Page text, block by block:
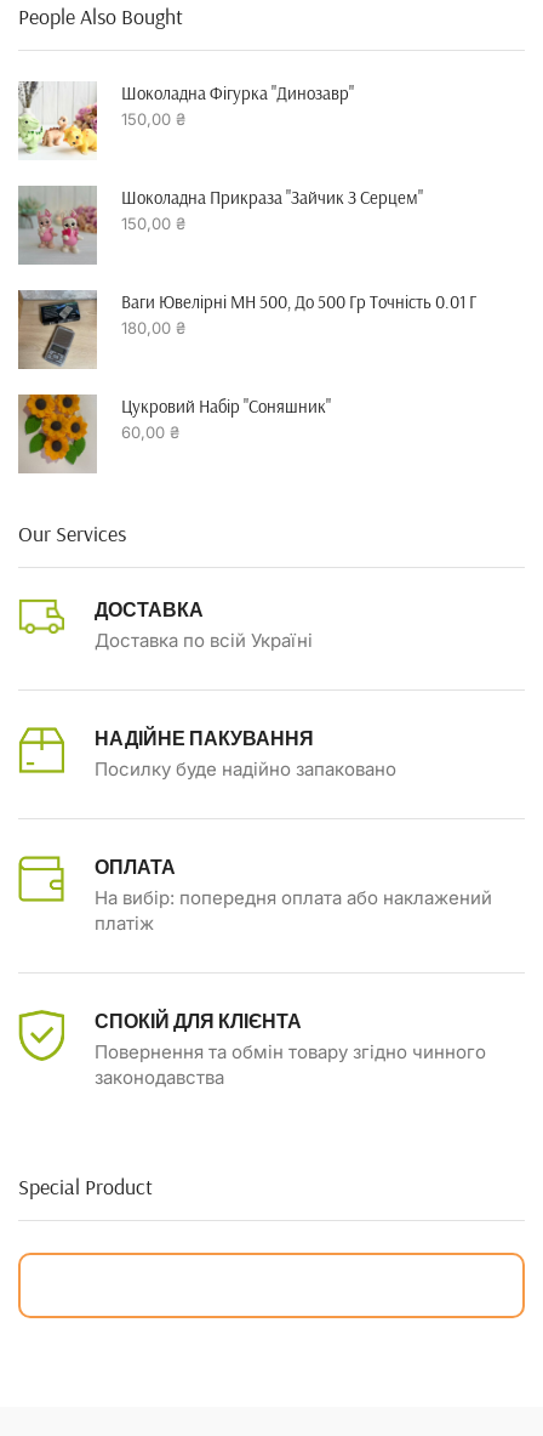
People Also Bought
Шоколадна Фігурка "динозавр"
150,00 ₴
Шоколадна Прикраза "зайчик З Серцем"
150,00 ₴
Ваги Ювелірні MH 500, До 500 Гр Точність 0.01 Г
180,00 ₴
Цукровий Набір "Соняшник"
60,00 ₴
Our Services
ДОСТАВКА
Доставка по всій Україні
НАДІЙНЕ ПАКУВАННЯ
Посилку буде надійно запаковано
ОПЛАТА
На вибір: попередня оплата або наклажений
платіж
СПОКІЙ ДЛЯ КЛІЄНТА
Повернення та обмін товару згідно чинного
законодавства
Special Product